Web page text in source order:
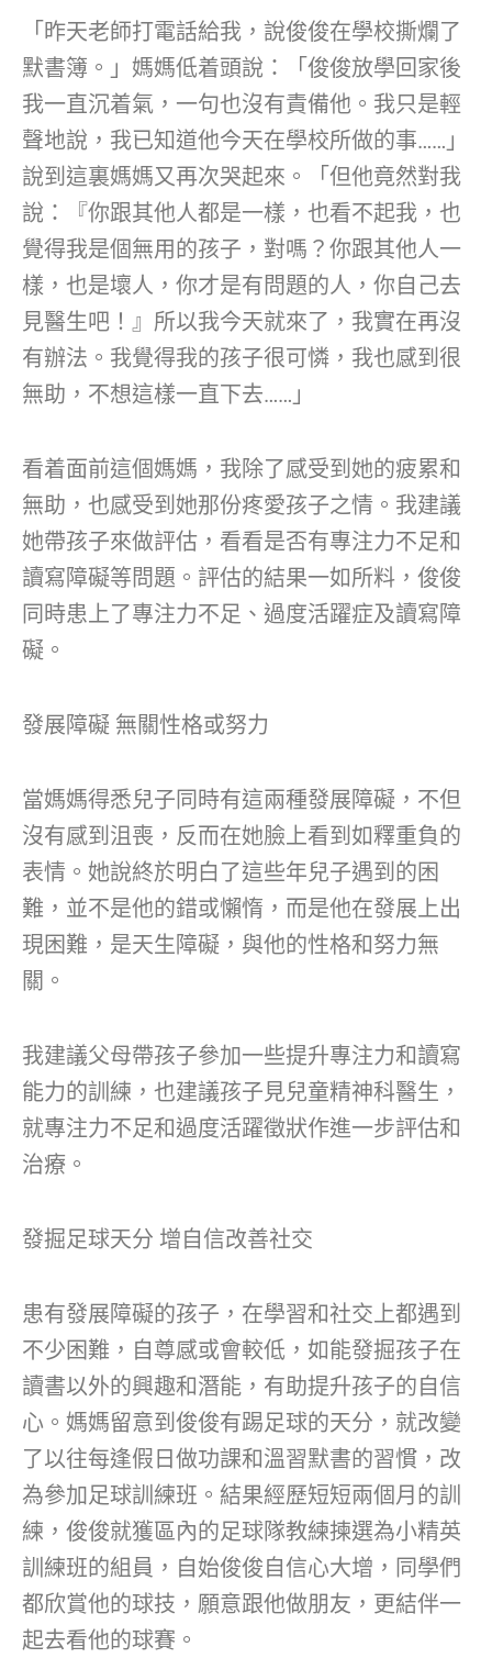
「昨天老師打電話給我，說俊俊在學校撕爛了
默書簿。」媽媽低着頭說：「俊俊放學回家後
我一直沉着氣，一句也沒有責備他。我只是輕
聲地說，我已知道他今天在學校所做的事……」
說到這裏媽媽又再次哭起來。「但他竟然對我
說：『你跟其他人都是一樣，也看不起我，也
覺得我是個無用的孩子，對嗎？你跟其他人一
樣，也是壞人，你才是有問題的人，你自己去
見醫生吧！』所以我今天就來了，我實在再沒
有辦法。我覺得我的孩子很可憐，我也感到很
無助，不想這樣一直下去……」
看着面前這個媽媽，我除了感受到她的疲累和
無助，也感受到她那份疼愛孩子之情。我建議
她帶孩子來做評估，看看是否有專注力不足和
讀寫障礙等問題。評估的結果一如所料，俊俊
同時患上了專注力不足、過度活躍症及讀寫障
礙。
發展障礙 無關性格或努力
當媽媽得悉兒子同時有這兩種發展障礙，不但
沒有感到沮喪，反而在她臉上看到如釋重負的
表情。她說終於明白了這些年兒子遇到的困
難，並不是他的錯或懶惰，而是他在發展上出
現困難，是天生障礙，與他的性格和努力無
關。
我建議父母帶孩子參加一些提升專注力和讀寫
能力的訓練，也建議孩子見兒童精神科醫生，
就專注力不足和過度活躍徵狀作進一步評估和
治療。
發掘足球天分 增自信改善社交
患有發展障礙的孩子，在學習和社交上都遇到
不少困難，自尊感或會較低，如能發掘孩子在
讀書以外的興趣和潛能，有助提升孩子的自信
心。媽媽留意到俊俊有踢足球的天分，就改變
了以往每逢假日做功課和溫習默書的習慣，改
為參加足球訓練班。結果經歷短短兩個月的訓
練，俊俊就獲區內的足球隊教練揀選為小精英
訓練班的組員，自始俊俊自信心大增，同學們
都欣賞他的球技，願意跟他做朋友，更結伴一
起去看他的球賽。